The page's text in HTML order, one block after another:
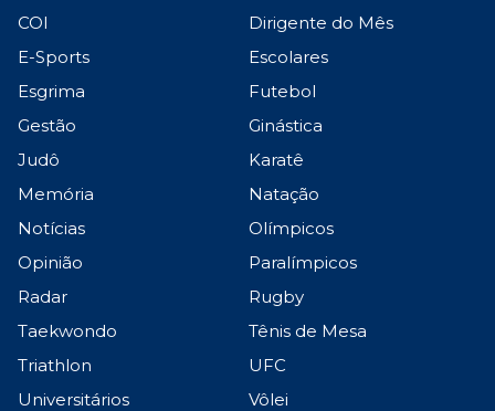
COI
Dirigente do Mês
E-Sports
Escolares
Esgrima
Futebol
Gestão
Ginástica
Judô
Karatê
Memória
Natação
Notícias
Olímpicos
Opinião
Paralímpicos
Radar
Rugby
Taekwondo
Tênis de Mesa
Triathlon
UFC
Universitários
Vôlei